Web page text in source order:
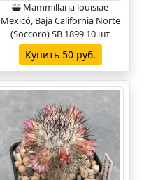
Mammillaria louisiae
Mexicó, Baja California Norte
(Soccoro) SB 1899 10 шт
Купить 50 руб.